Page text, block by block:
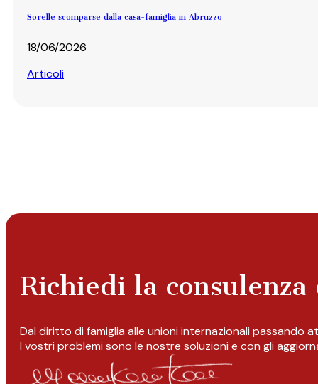
Sorelle scomparse dalla casa-famiglia in Abruzzo
18/06/2026
Articoli
Richiedi la
Dal diritto di famiglia alle unioni internazionali passando
I vostri problemi sono le nostre soluzioni e con gli